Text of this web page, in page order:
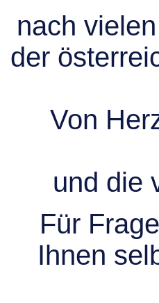
nach
der
Von
und die
Für
Ihnen